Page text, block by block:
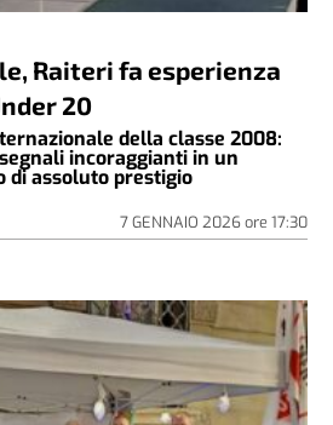
Raiteri fa esperienza
20
della classe 2008:
incoraggianti in un
di assoluto prestigio
7 GENNAIO 2026ore 17:30